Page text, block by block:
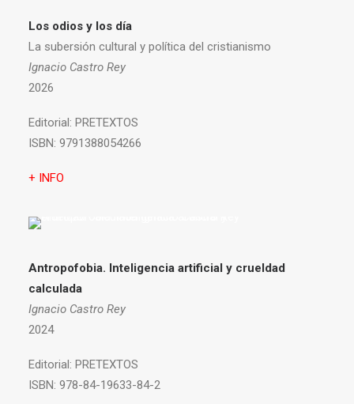
Los odios y los día
La subersión cultural y política del cristianismo
Ignacio Castro Rey
2026
Editorial: PRETEXTOS
ISBN: 9791388054266
+ INFO
Antropofobia. Inteligencia artificial y crueldad
calculada
Ignacio Castro Rey
2024
Editorial: PRETEXTOS
ISBN: 978-84-19633-84-2